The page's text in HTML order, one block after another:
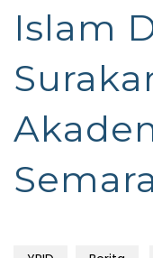
Islam